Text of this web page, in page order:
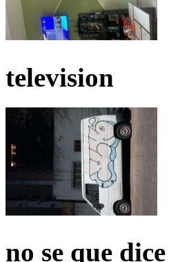
television
no se que